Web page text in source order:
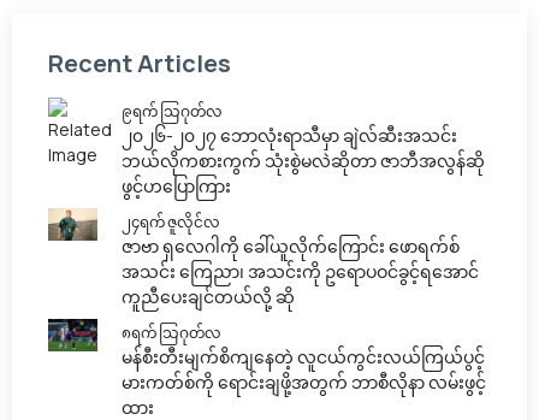
Recent Articles
၉ရက် သြဂုတ်လ
၂၀၂၆-၂၀၂၇ ဘောလုံးရာသီမှာ ချဲလ်ဆီးအသင်း
ဘယ်လိုကစားကွက် သုံးစွဲမလဲဆိုတာ ဇာဘီအလွန်ဆို
ဖွင့်ဟပြောကြား
၂၄ရက် ဇူလိုင်လ
ဇာဗာ ရှလေဂါကို ခေါ်ယူလိုက်ကြောင်း ဖောရက်စ်
အသင်း ကြေညာ၊ အသင်းကို ဥရောပဝင်ခွင့်ရအောင်
ကူညီပေးချင်တယ်လို့ ဆို
၈ရက် သြဂုတ်လ
မန်စီးတီးမျက်စိကျနေတဲ့ လူငယ်ကွင်းလယ်ကြယ်ပွင့်
မားကတ်စ်ကို ရောင်းချဖို့အတွက် ဘာစီလိုနာ လမ်းဖွင့်
ထား